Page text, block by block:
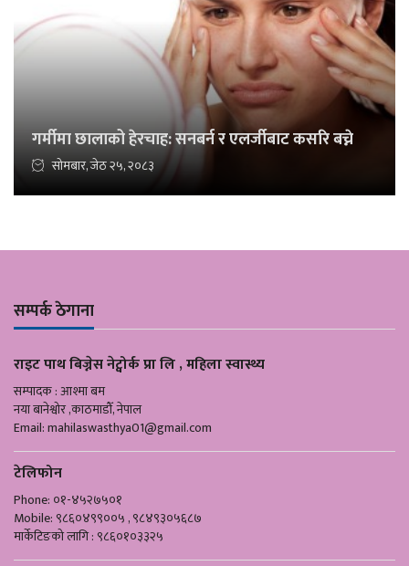
गर्मीमा छालाको हेरचाह: सनबर्न र एलर्जीबाट कसरि बच्ने
सोमबार, जेठ २५, २०८३
सम्पर्क ठेगाना
राइट पाथ बिज्नेस नेट्वोर्क प्रा लि , महिला स्वास्थ्य
सम्पादक : आश्मा बम
नया बानेश्वोर ,काठमाडौँ, नेपाल
Email:mahilaswasthya01@gmail.com
टेलिफोन
Phone: ०१-४५२७५०१
Mobile: ९८६०४९९००५ , ९८४९३०५६८७
मार्केटिङको लागि : ९८६०१०३३२५